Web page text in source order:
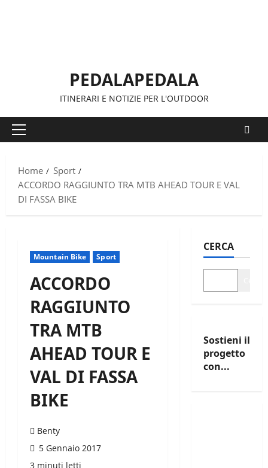
PEDALAPEDALA
ITINERARI E NOTIZIE PER L'OUTDOOR
Menu
Home
Sport
ACCORDO RAGGIUNTO TRA MTB AHEAD TOUR E VAL
DI FASSA BIKE
Mountain Bike Sport
ACCORDO
RAGGIUNTO
TRA MTB
AHEAD TOUR E
VAL DI FASSA
BIKE
Benty
5 Gennaio 2017
3 minuti letti
CERCA
Sostieni il
progetto
con...